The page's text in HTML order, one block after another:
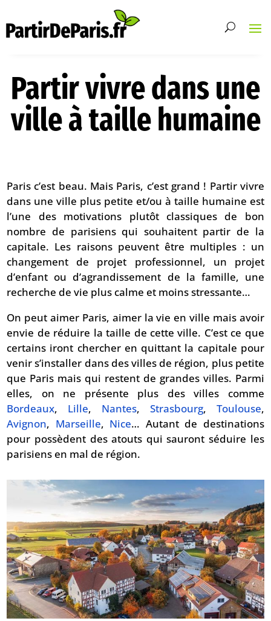
Partir vivre dans une
ville à taille humaine
Paris c’est beau. Mais Paris, c’est grand ! Partir vivre
dans une ville plus petite et/ou à taille humaine est
l’une des motivations plutôt classiques de bon
nombre de parisiens qui souhaitent partir de la
capitale. Les raisons peuvent être multiples : un
changement de projet professionnel, un projet
d’enfant ou d’agrandissement de la famille, une
recherche de vie plus calme et moins stressante…
On peut aimer Paris, aimer la vie en ville mais avoir
envie de réduire la taille de cette ville. C’est ce que
certains iront chercher en quittant la capitale pour
venir s’installer dans des villes de région, plus petite
que Paris mais qui restent de grandes villes. Parmi
elles, on ne présente plus des villes comme
Bordeaux, Lille, Nantes, Strasbourg, Toulouse,
Avignon, Marseille, Nice… Autant de destinations
pour possèdent des atouts qui sauront séduire les
parisiens en mal de région.